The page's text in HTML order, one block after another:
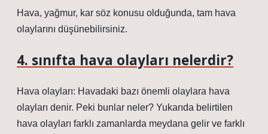
Hava, yağmur, kar söz konusu olduğunda, tam hava
olaylarını düşünebilirsiniz.
4. sınıfta hava olayları nelerdir?
Hava olayları: Havadaki bazı önemli olaylara hava
olayları denir. Peki bunlar neler? Yukarıda belirtilen
hava olayları farklı zamanlarda meydana gelir ve farklı